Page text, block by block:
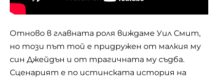
Отново в главната роля виждаме Уил Смит,
но този път той е придружен от малкия му
син Джейдън и от трагичната му съдба.
Сценарият е по истинската история на